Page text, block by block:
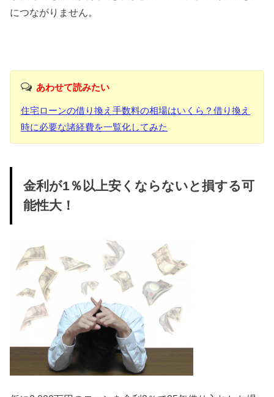
につながりません。
あわせて読みたい
住宅ローンの借り換え手数料の相場はいくら？借り換え
時に必要な諸経費を一覧化してみた
金利が1％以上安くならないと損する可
能性大！